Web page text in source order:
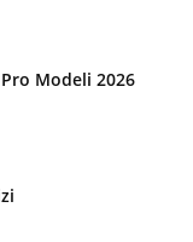
Modeli 2026